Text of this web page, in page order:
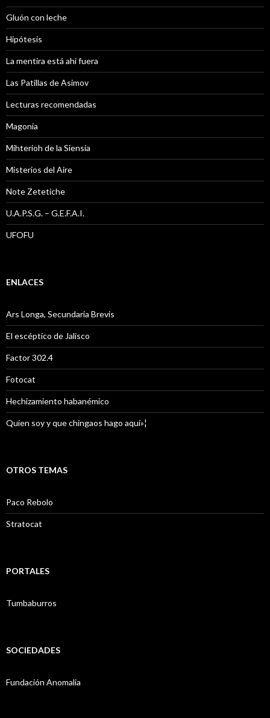
Gluón con leche
Hipótesis
La mentira está ahi fuera
Las Patillas de Asimov
Lecturas recomendadas
Magonia
Mihterioh de la Siensia
Misterios del Aire
Note Zetetiche
U.A.P.S.G. – G.E.F.A.I.
UFOFU
ENLACES
Ars Longa, Secundaria Brevis
El escéptico de Jalisco
Factor 302.4
Fotocat
Hechizamiento habanémico
Quien soy y que chingaos hago aquí»¦
OTROS TEMAS
Paco Rebolo
Stratocat
PORTALES
Tumbaburros
SOCIEDADES
Fundación Anomalia